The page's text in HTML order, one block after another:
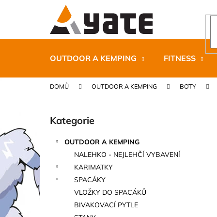
OUTDOOR A KEMPING FITNESS
DOMŮ OUTDOOR A KEMPING BOTY
r
a
n
Přeskočit
kategorie
Kategorie
OUTDOOR A KEMPING
NALEHKO - NEJLEHČÍ VYBAVENÍ
KARIMATKY
SPACÁKY
VLOŽKY DO SPACÁKŮ
BIVAKOVACÍ PYTLE
í
do
do
CARNOSPORT GEL 100 ML
899 Kč